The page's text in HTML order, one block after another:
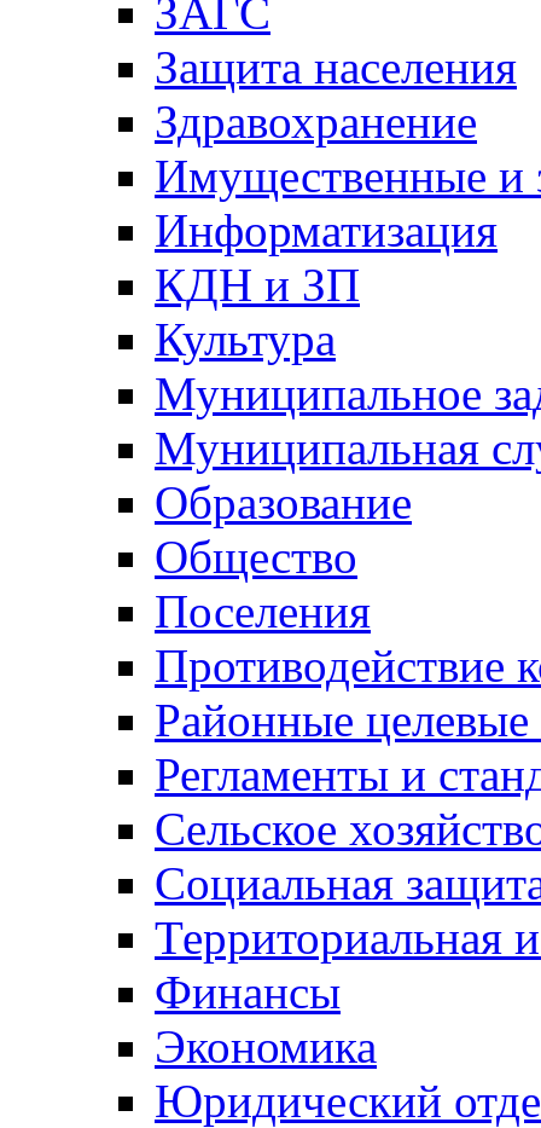
ЗАГС
Защита населения
Здравохранение
Имущественные и
Информатизация
КДН и ЗП
Культура
Муниципальное
Муниципальная
Образование
Общество
Поселения
Противодействие
Районные
Регламенты и
Сельское
Социальная
Территориальная
Финансы
Экономика
Юридический